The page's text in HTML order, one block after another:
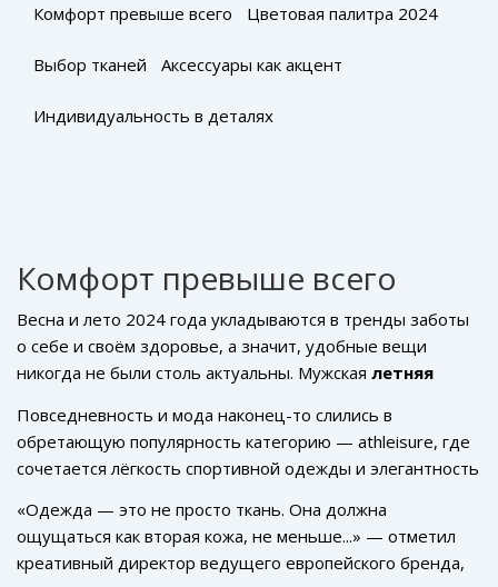
Комфорт превыше всего Цветовая палитра 2024
Выбор тканей Аксессуары как акцент
Индивидуальность в деталях
Комфорт превыше всего
Весна и лето 2024 года укладываются в тренды заботы
о себе и своём здоровье, а значит, удобные вещи
никогда не были столь актуальны. Мужская летняя
проявляется в выборе свободных силуэтов и дышащих
тканей. В топе предпочтений — минималистичные
формы, отсылающие нас к спортивной одежде и casual
стилю.
Повседневность и мода наконец-то слились в
обретающую популярность категорию — athleisure, где
сочетается лёгкость спортивной одежды и элегантность
лёгкий хлопок или лён, станут отличным выбором у тех,
кто хочет комфортно пережить жаркие летние дни.
Ножницы свободы разрезают все излишества: никакой
«Одежда — это не просто ткань. Она должна
ощущаться как вторая кожа, не меньше...» — отметил
креативный директор ведущего европейского бренда,